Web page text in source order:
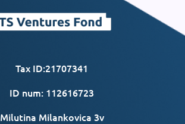
Tax ID:21707341
ID num: 112616723
Milutina Milankovica 3v